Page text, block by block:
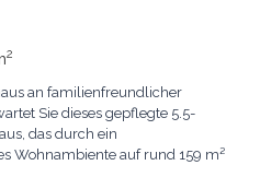
2
an familienfreundlicher
Sie dieses gepflegte 5.5-
das durch ein
Wohnambiente auf rund 159 m²